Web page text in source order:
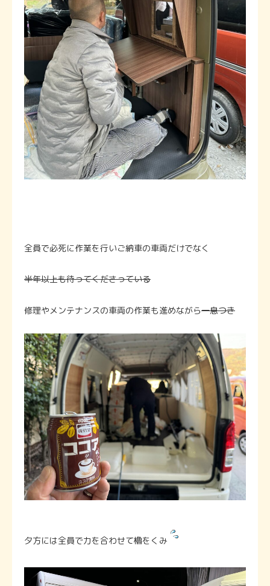
全員で必死に作業を行いご納車の車両だけでなく
半年以上も待ってくださっている
修理やメンテナンスの車両の作業も進めながら一息つき
夕方には全員で力を合わせて櫓をくみ